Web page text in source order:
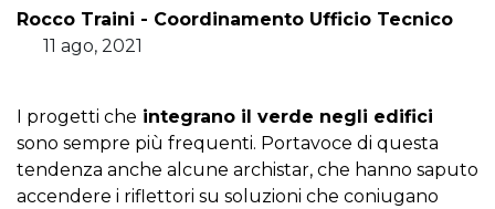
Rocco Traini - Coordinamento Ufficio Tecnico
11 ago, 2021
I progetti che integrano il verde negli edifici
sono sempre più frequenti. Portavoce di questa
tendenza anche alcune archistar, che hanno saputo
accendere i riflettori su soluzioni che coniugano